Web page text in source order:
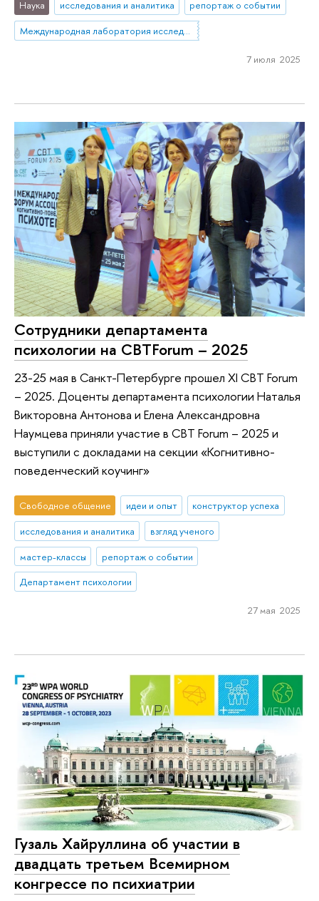
Наука исследования и аналитика
репортаж о событии
Международная лаборатория исследований социальной интеграции
7 июля 2025
Сотрудники департамента
психологии на CBTForum – 2025
23-25 мая в Санкт-Петербурге прошел XI CBT Forum
– 2025. Доценты департамента психологии Наталья
Викторовна Антонова и Елена Александровна
Наумцева приняли участие в CBT Forum – 2025 и
выступили с докладами на секции «Когнитивно-
поведенческий коучинг»
Свободное общение идеи и опыт
конструктор успеха
исследования и аналитика
взгляд ученого
мастер-классы
репортаж о событии
Департамент психологии
27 мая 2025
Гузаль Хайруллина об участии в
двадцать третьем Всемирном
конгрессе по психиатрии